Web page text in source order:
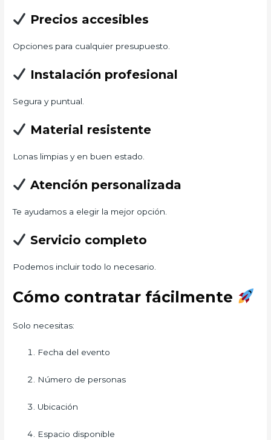
Precios accesibles
Opciones para cualquier presupuesto.
Instalación profesional
Segura y puntual.
Material resistente
Lonas limpias y en buen estado.
Atención personalizada
Te ayudamos a elegir la mejor opción.
Servicio completo
Podemos incluir todo lo necesario.
Cómo contratar fácilmente
Solo necesitas:
Fecha del evento
Número de personas
Ubicación
Espacio disponible